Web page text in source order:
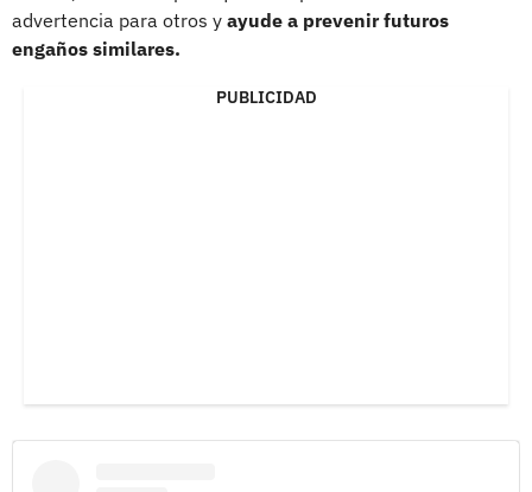
advertencia para otros y ayude a prevenir futuros
engaños similares.
PUBLICIDAD